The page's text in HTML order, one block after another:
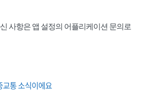
사항은 앱 설정의 어플리케이션 문의로
교통 소식이에요